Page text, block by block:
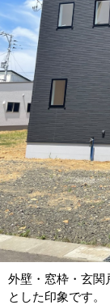
外壁・窓枠・玄関
とした印象です。